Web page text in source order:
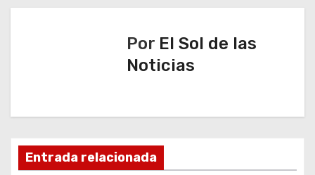
a
d
Por El Sol de las
Noticias
Entrada relacionada